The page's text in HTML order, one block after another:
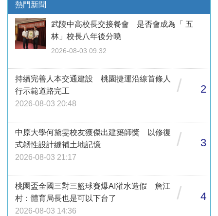
熱門新聞
武陵中高校長交接餐會 是否會成為「 五
林」校長八年後分曉
2026-08-03 09:32
持續完善人本交通建設 桃園捷運沿線首條人
行示範道路完工
2026-08-03 20:48
/ 2
中原大學何黛雯校友獲傑出建築師獎 以修復
式韌性設計縫補土地記憶
2026-08-03 21:17
/ 3
桃園盃全國三對三籃球賽爆AI灌水造假 詹江
村：體育局長也是可以下台了
2026-08-03 14:36
/ 4